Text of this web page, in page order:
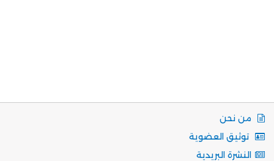
من نحن
توثيق العضوية
النشرة البريدية